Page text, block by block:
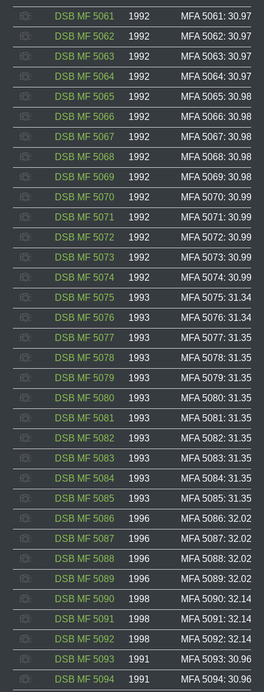
DSB MF 5061
1992
MFA 5061:
DSB MF 5062
1992
MFA 5062:
DSB MF 5063
1992
MFA 5063:
DSB MF 5064
1992
MFA 5064:
DSB MF 5065
1992
MFA 5065:
DSB MF 5066
1992
MFA 5066:
DSB MF 5067
1992
MFA 5067:
DSB MF 5068
1992
MFA 5068:
DSB MF 5069
1992
MFA 5069:
DSB MF 5070
1992
MFA 5070:
DSB MF 5071
1992
MFA 5071:
DSB MF 5072
1992
MFA 5072:
DSB MF 5073
1992
MFA 5073:
DSB MF 5074
1992
MFA 5074:
DSB MF 5075
1993
MFA 5075:
DSB MF 5076
1993
MFA 5076:
DSB MF 5077
1993
MFA 5077:
DSB MF 5078
1993
MFA 5078:
DSB MF 5079
1993
MFA 5079:
DSB MF 5080
1993
MFA 5080:
DSB MF 5081
1993
MFA 5081:
DSB MF 5082
1993
MFA 5082:
DSB MF 5083
1993
MFA 5083:
DSB MF 5084
1993
MFA 5084:
DSB MF 5085
1993
MFA 5085:
DSB MF 5086
1996
MFA 5086:
DSB MF 5087
1996
MFA 5087:
DSB MF 5088
1996
MFA 5088:
DSB MF 5089
1996
MFA 5089:
DSB MF 5090
1998
MFA 5090:
DSB MF 5091
1998
MFA 5091:
DSB MF 5092
1998
MFA 5092:
DSB MF 5093
1991
MFA 5093:
DSB MF 5094
1991
MFA 5094: